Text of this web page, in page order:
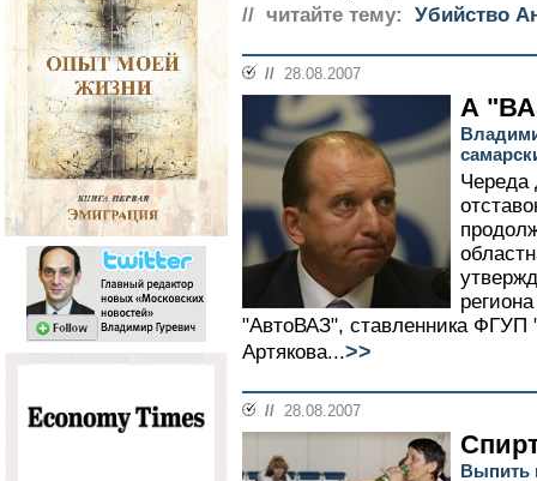
// читайте тему: Убийство
// 28.08.2007
А
Череда
"АвтоВАЗ", ставленника ФГУП
Артякова...>>
// 28.08.2007
Выпить